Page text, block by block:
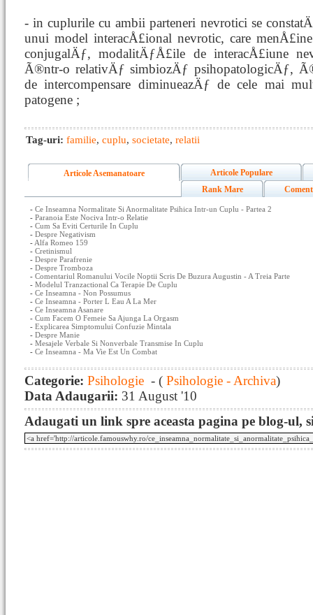
- in cuplurile cu ambii parteneri nevrotici se
unui model interacÅ£ional nevrotic, care
conjugalÄƒ, modalitÄƒÅ£ile de interacÅ£iune
Ã®ntr-o relativÄƒ simbiozÄƒ psihopatologicÄƒ,
de intercompensare diminueazÄƒ de cele mai
patogene ;
Tag-uri: familie, cuplu, societate, relatii
Articole Asemanatoare
Articole Populare
Rank Mare
- Ce Inseamna Normalitate Si Anormalitate Psihica Intr-un Cuplu - Partea 2
- Paranoia Este Nociva Intr-o Relatie
- Cum Sa Eviti Certurile In Cuplu
- Despre Negativism
- Alfa Romeo 159
- Cretinismul
- Despre Parafrenie
- Despre Tromboza
- Comentariul Romanului Vocile Noptii Scris De Buzura Augustin - A Treia Parte
- Modelul Tranzactional Ca Terapie De Cuplu
- Ce Inseamna - Non Possumus
- Ce Inseamna - Porter L Eau A La Mer
- Ce Inseamna Asanare
- Cum Facem O Femeie Sa Ajunga La Orgasm
- Explicarea Simptomului Confuzie Mintala
- Despre Manie
- Mesajele Verbale Si Nonverbale Transmise In Cuplu
- Ce Inseamna - Ma Vie Est Un Combat
Categorie: Psihologie - ( Psihologie - Archiva)
Data Adaugarii: 31 August '10
Adaugati un link spre aceasta pagina pe blog-ul,